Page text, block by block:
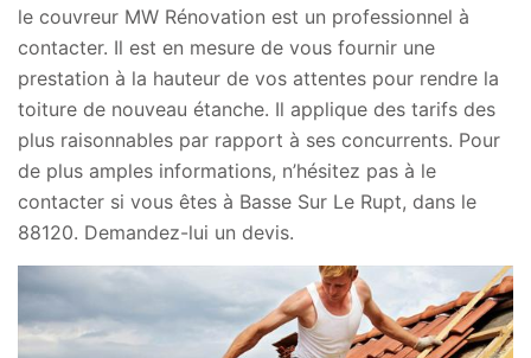
le couvreur MW Rénovation est un professionnel à
contacter. Il est en mesure de vous fournir une
prestation à la hauteur de vos attentes pour rendre la
toiture de nouveau étanche. Il applique des tarifs des
plus raisonnables par rapport à ses concurrents. Pour
de plus amples informations, n’hésitez pas à le
contacter si vous êtes à Basse Sur Le Rupt, dans le
88120. Demandez-lui un devis.